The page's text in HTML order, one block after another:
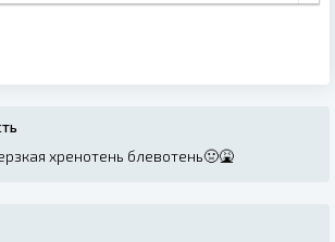
хренотень блевотень🤢🤮